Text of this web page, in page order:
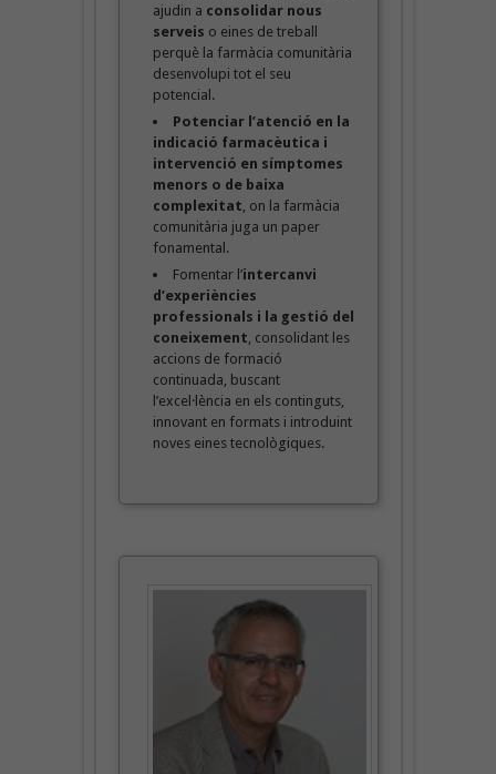
ajudin a consolidar nous
serveis o eines de treball
perquè la farmàcia comunitària
desenvolupi tot el seu
potencial.
Potenciar l’atenció en la
indicació farmacèutica i
intervenció en símptomes
menors o de baixa
complexitat , on la farmàcia
comunitària juga un paper
fonamental.
Fomentar l’intercanvi
d’experiències
professionals i la gestió del
coneixement , consolidant les
accions de formació
continuada, buscant
l’excel·lència en els continguts,
innovant en formats i introduint
noves eines tecnològiques.